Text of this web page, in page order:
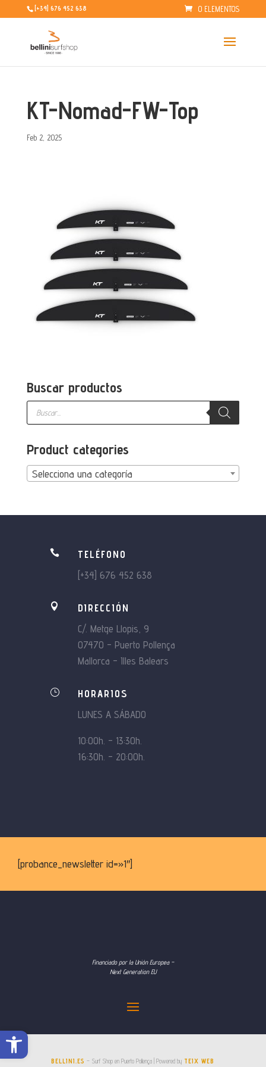
Abrir barra de herramientas
[+34] 676 452 638 0 ELEMENTOS
KT-Nomad-FW-Top
Feb 2, 2025
Buscar productos
Búsqueda
productos
Product categories
Selecciona una categoría

TELÉFONO
[+34] 676 452 638

DIRECCIÓN
C/. Metge Llopis, 9
07470 – Puerto Pollença
Mallorca – Illes Balears
}
HORARIOS
LUNES A SÁBADO
10:00h. – 13:30h.
16:30h. – 20:00h.
[probance_newsletter id=»1″]
Financiado por la Unión Europea –
Next Generation EU
BELLINI.ES – Surf Shop en Puerto Pollença | Powered by TEIX WEB